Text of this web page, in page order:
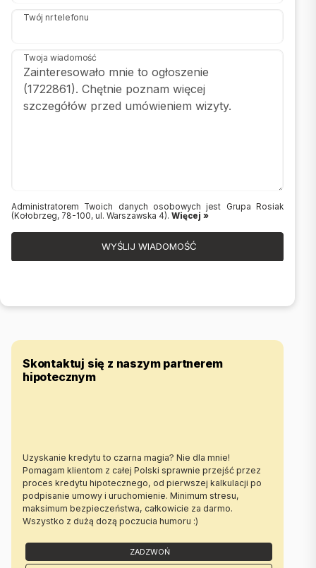
Twój nr telefonu
Twoja wiadomość
Administratorem Twoich danych osobowych jest Grupa Rosiak
(Kołobrzeg, 78-100, ul. Warszawska 4). Więcej »
WYŚLIJ WIADOMOŚĆ
Skontaktuj się z naszym partnerem
hipotecznym
Uzyskanie kredytu to czarna magia? Nie dla mnie!
Pomagam klientom z całej Polski sprawnie przejść przez
proces kredytu hipotecznego, od pierwszej kalkulacji po
podpisanie umowy i uruchomienie. Minimum stresu,
maksimum bezpieczeństwa, całkowicie za darmo.
Wszystko z dużą dozą poczucia humoru :)
ZADZWOŃ